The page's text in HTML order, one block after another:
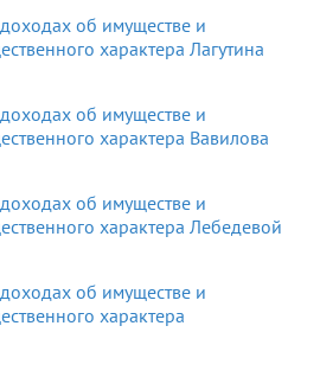
об имуществе и
характера Лагутина
об имуществе и
характера Вавилова
об имуществе и
характера Лебедевой
об имуществе и
характера